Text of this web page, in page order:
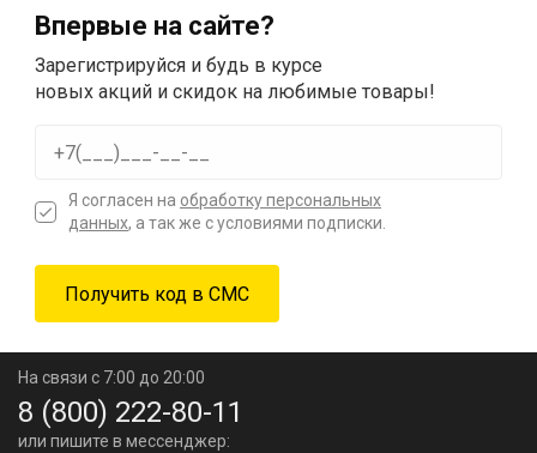
Впервые на сайте?
Зарегистрируйся и будь в курсе
новых акций и скидок на любимые товары!
Я согласен на обработку персональных
данных, а так же с условиями подписки.
На связи с 7:00 до 20:00
8 (800) 222-80-11
или пишите в мессенджер: